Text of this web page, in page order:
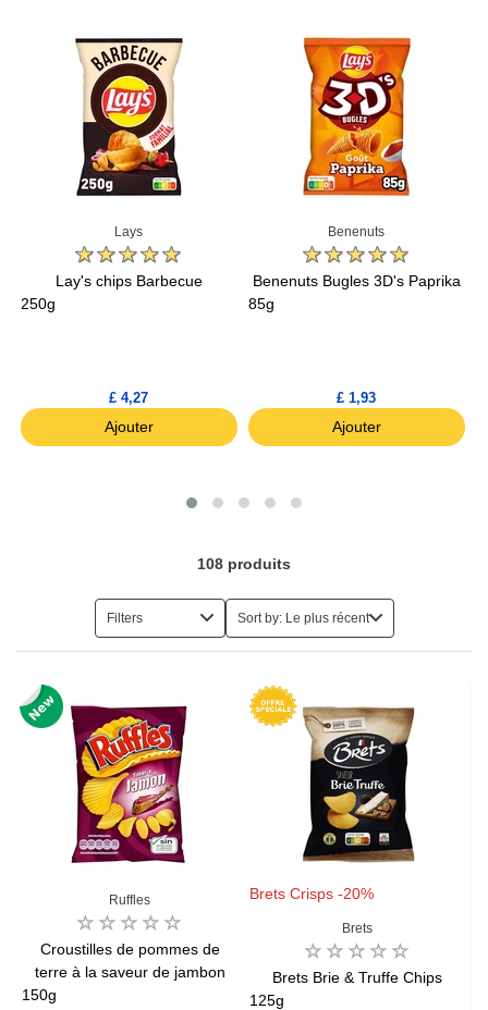
Lays
Lay's chips Barbecue
250g
£ 4,27
Ajouter
Benenuts
Benenuts Bugles 3D's Paprika
85g
£ 1,93
Ajouter
108 produits
Filters Sort by: Le plus récent
Ruffles
Croustilles de pommes de
terre à la saveur de jambon
150g
Brets Crisps -20%
Brets
Brets Brie & Truffe Chips
125g